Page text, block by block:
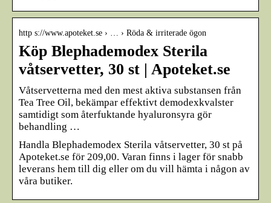
http s://www.apoteket.se › … › Röda & irriterade ögon
Köp Blephademodex Sterila
våtservetter, 30 st | Apoteket.se
Våtservetterna med den mest aktiva substansen från
Tea Tree Oil, bekämpar effektivt demodexkvalster
samtidigt som återfuktande hyaluronsyra gör
behandling …
Handla Blephademodex Sterila våtservetter, 30 st på
Apoteket.se för 209,00. Varan finns i lager för snabb
leverans hem till dig eller om du vill hämta i någon av
våra butiker.